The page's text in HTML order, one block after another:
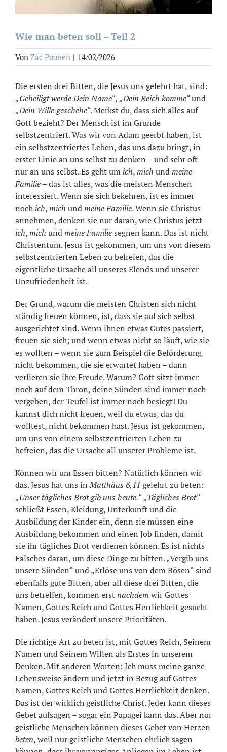
Wie man beten soll – Teil 2
Von Zac Poonen | 14/02/2026
Die ersten drei Bitten, die Jesus uns gelehrt hat, sind:
„Geheiligt werde Dein Name“,„Dein Reich komme“und
„Dein Wille geschehe“. Merkst du, dass sich alles auf
Gott bezieht? Der Mensch ist im Grunde
selbstzentriert. Was wir von Adam geerbt haben, ist
ein selbstzentriertes Leben, das uns dazu bringt, in
erster Linie an uns selbst zu denken – und sehr oft
nur an uns selbst. Es geht um ich,mich undmeine
Familie– das ist alles, was die meisten Menschen
interessiert. Wenn sie sich bekehren, ist es immer
noch ich,mich undmeine Familie. Wenn sie Christus
annehmen, denken sie nur daran, wie Christus jetzt
ich,mich undmeine Familiesegnen kann. Das ist nicht
Christentum. Jesus ist gekommen, um uns von diesem
selbstzentrierten Leben zu befreien, das die
eigentliche Ursache all unseres Elends und unserer
Unzufriedenheit ist.
Der Grund, warum die meisten Christen sich nicht
ständig freuen können, ist, dass sie auf sich selbst
ausgerichtet sind. Wenn ihnen etwas Gutes passiert,
freuen sie sich; und wenn etwas nicht so läuft, wie sie
es wollten – wenn sie zum Beispiel die Beförderung
nicht bekommen, die sie erwartet haben – dann
verlieren sie ihre Freude. Warum? Gott sitzt immer
noch auf dem Thron, deine Sünden sind immer noch
vergeben, der Teufel ist immer noch besiegt! Du
kannst dich nicht freuen, weil du etwas, das du
wolltest, nicht bekommen hast. Jesus ist gekommen,
um uns von einem selbstzentrierten Leben zu
befreien, das die Ursache all unserer Probleme ist.
Können wir um Essen bitten? Natürlich können wir
das. Jesus hat uns inMatthäus 6,11 gelehrt zu beten:
„Unser tägliches Brot gib uns heute.“„Tägliches Brot“
schließt Essen, Kleidung, Unterkunft und die
Ausbildung der Kinder ein, denn sie müssen eine
Ausbildung bekommen und einen Job finden, damit
sie ihr tägliches Brot verdienen können. Es ist nichts
Falsches daran, um diese Dinge zu bitten. „Vergib uns
unsere Sünden“ und „Erlöse uns von dem Bösen“ sind
ebenfalls gute Bitten, aber all diese drei Bitten, die
uns betreffen, kommen erstnachdem wir Gottes
Namen, Gottes Reich und Gottes Herrlichkeit gesucht
haben. Jesus verändert unsere Prioritäten.
Die richtige Art zu beten ist, mit Gottes Reich, Seinem
Namen und Seinem Willen als Erstes in unserem
Denken. Mit anderen Worten: Ich muss meine ganze
Lebensweise ändern und jetzt in Bezug auf Gottes
Namen, Gottes Reich und Gottes Herrlichkeit denken.
Das ist der wirklich geistliche Christ. Jeder kann dieses
Gebet aufsagen – sogar ein Papagei kann das. Aber nur
geistliche Menschen können dieses Gebet von Herzen
beten, weil nur geistliche Menschen ehrlich sagen